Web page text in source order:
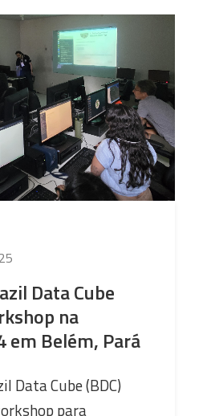
Data Cube
na
em Belém, Pará
Data Cube (BDC)
para